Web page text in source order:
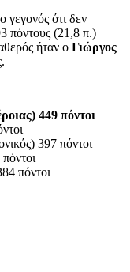
ότι δεν
πόντους (21,8 π.)
ήταν ο Γιώργος
449 πόντοι
397 πόντοι
πόντοι